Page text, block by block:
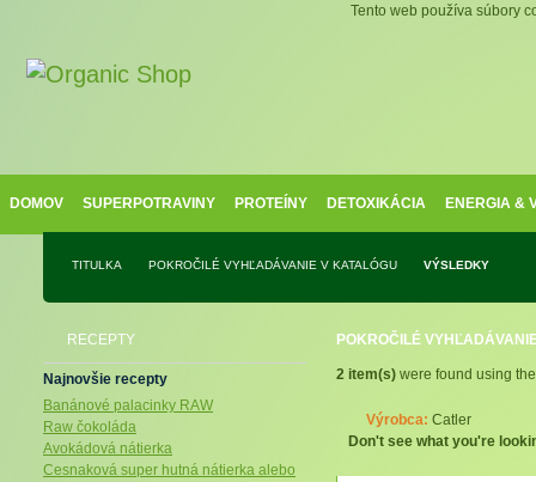
Tento web používa súbory
DOMOV SUPERPOTRAVINY PROTEÍNY DETOXIKÁCIA ENERGIA &
TITULKA POKROČILÉ VYHĽADÁVANIE V KATALÓGU VÝSLEDKY
POKROČILÉ
2 item(s) were found using
Výrobca: Catler
Don't see what you're
RECEPTY
Najnovšie recepty
Banánové palacinky RAW
Raw čokoláda
Avokádová nátierka
Cesnaková super hutná nátierka alebo